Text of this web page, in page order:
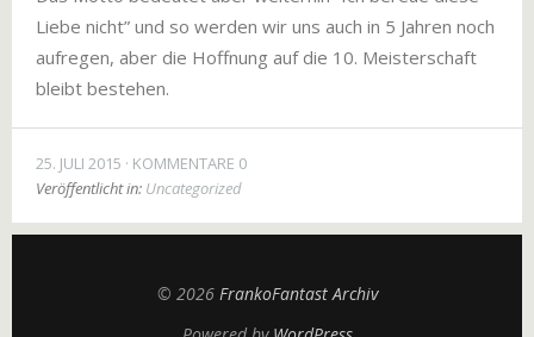
Liebe nicht” und so werden wir uns auch in 5 Jahren noch
aufregen, aber die Hoffnung auf die 10. Meisterschaft
bleibt bestehen.
25. JULI 2015
KOMMENTARE 0
Veröffentlicht in: Uncategorized
© 2026 FrankoFantast Archiv